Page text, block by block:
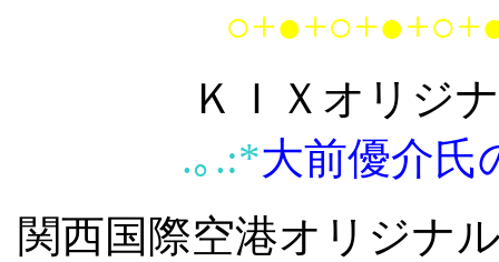
ＫＩＸオリジ
.｡.:*大前優介氏
関西国際空港オリジナ